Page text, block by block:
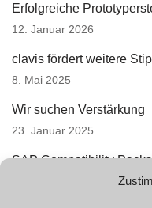
Erfolgreiche
12. Januar 2026
clavis fördert weitere
8. Mai 2025
Wir suchen Verstärkung
23. Januar 2025
SAP Compatibility